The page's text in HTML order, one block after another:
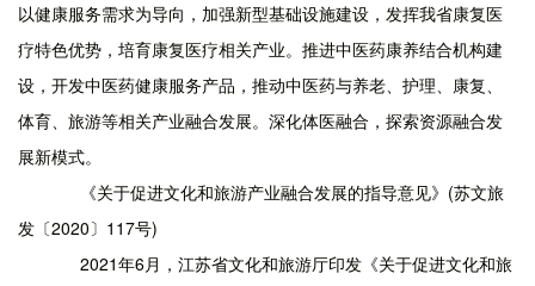
以健康服务需求为导向，加强新型基础设施建设，发挥我省康复医
疗特色优势，培育康复医疗相关产业。推进中医药康养结合机构建
设，开发中医药健康服务产品，推动中医药与养老、护理、康复、
体育、旅游等相关产业融合发展。深化体医融合，探索资源融合发
展新模式。
《关于促进文化和旅游产业融合发展的指导意见》(苏文旅
发〔2020〕117号)
2021年6月，江苏省文化和旅游厅印发《关于促进文化和旅